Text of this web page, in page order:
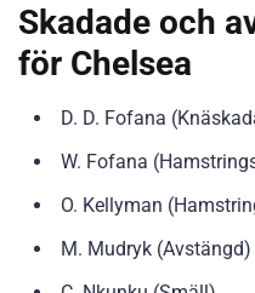
Skadade och
för Chelsea
D. D. Fofana
W. Fofana
O. Kellyman
M. Mudryk (Avstängd)